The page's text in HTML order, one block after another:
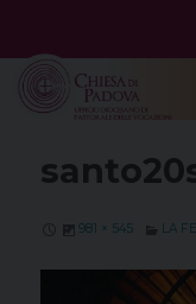
content
981 × 545 LA